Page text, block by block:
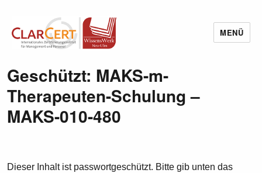
Wissenswerk Neu-Ulm
MENÜ
Geschützt: MAKS-m-
Therapeuten-Schulung –
MAKS-010-480
Dieser Inhalt ist passwortgeschützt. Bitte gib unten das